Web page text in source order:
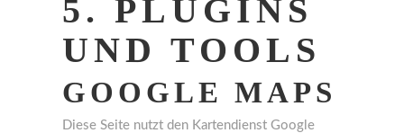
5. PLUGINS
UND TOOLS
GOOGLE MAPS
Diese Seite nutzt den Kartendienst Google